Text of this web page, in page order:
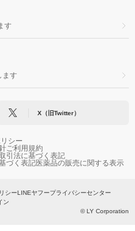
す
ます
X（旧Twitter）
シー
ご利用規約
引法に基づく表記
づく表記医薬品の販売に関する表示
シーLINEヤフープライバシーセンター
ン
© LY Corporation